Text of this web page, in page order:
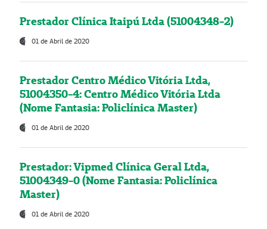
Prestador Clínica Itaipú Ltda (51004348-2)
01 de Abril de 2020
Prestador Centro Médico Vitória Ltda,
51004350-4: Centro Médico Vitória Ltda
(Nome Fantasia: Policlínica Master)
01 de Abril de 2020
Prestador: Vipmed Clínica Geral Ltda,
51004349-0 (Nome Fantasia: Policlínica
Master)
01 de Abril de 2020